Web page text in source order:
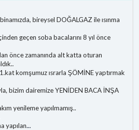
bireysel DOĞALGAZ ile ısınma
geçen soba bacalarını 8 yıl önce
önce zamanında alt katta oturan
komşumuz ısrarla ŞÖMİNE yaptırmak
bizim dairemize YENİDEN BACA İNŞA
yenileme yapılmamış..
yapılan...